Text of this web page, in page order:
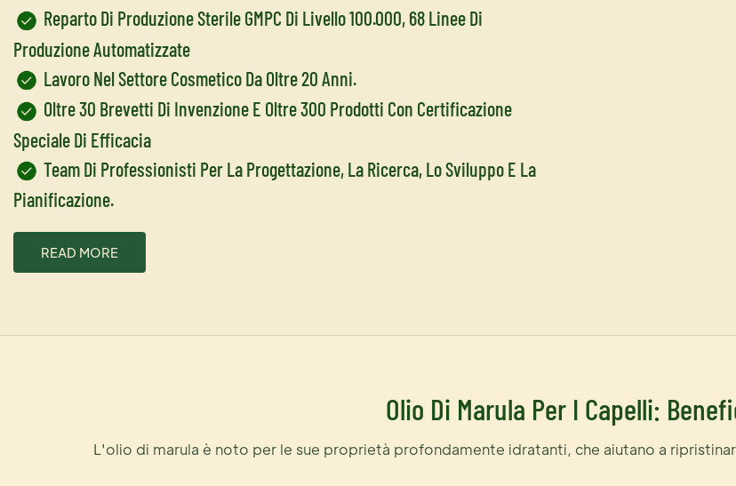
Reparto Di Produzione Sterile GMPC Di Livello 100.000, 68 Linee Di
Produzione Automatizzate
Lavoro Nel Settore Cosmetico Da Oltre 20 Anni.
Oltre 30 Brevetti Di Invenzione E Oltre 300 Prodotti Con Certificazione
Speciale Di Efficacia
Team Di Professionisti Per La Progettazione, La Ricerca, Lo Sviluppo E La
Pianificazione.
READ MORE
Olio Di Marula Per I Capelli:
L'olio di marula è noto per le sue proprietà profondamente idratanti, che aiutano a